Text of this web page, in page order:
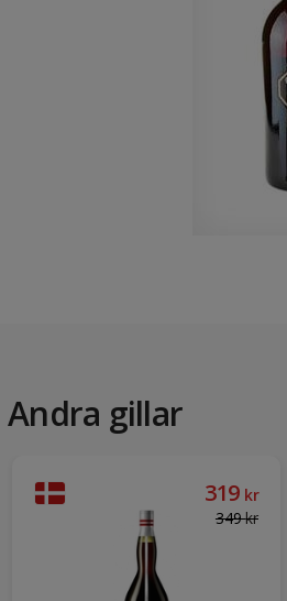
Andra gillar
319 kr
349kr